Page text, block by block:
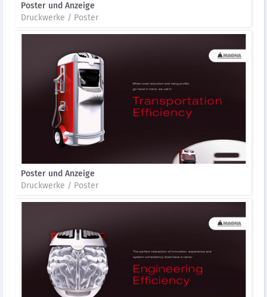
Poster und Anzeige
Druckwerke / Poster
Poster und Anzeige
Druckwerke / Poster